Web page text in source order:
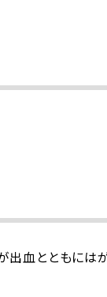
出血とともに